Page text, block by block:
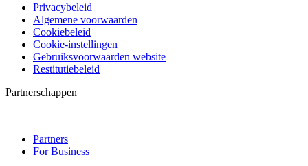
Privacybeleid
Algemene voorwaarden
Cookiebeleid
Cookie-instellingen
Gebruiksvoorwaarden website
Restitutiebeleid
Partnerschappen
Partners
For Business